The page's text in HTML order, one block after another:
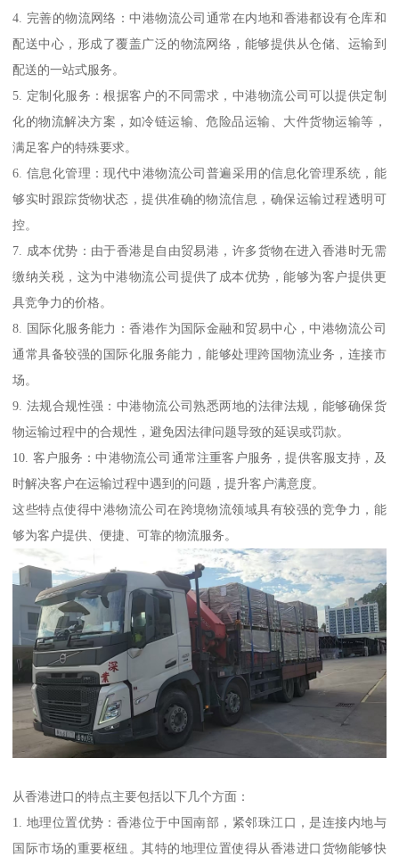
4. 完善的物流网络：中港物流公司通常在内地和香港都设有仓库和
配送中心，形成了覆盖广泛的物流网络，能够提供从仓储、运输到
配送的一站式服务。
5. 定制化服务：根据客户的不同需求，中港物流公司可以提供定制
化的物流解决方案，如冷链运输、危险品运输、大件货物运输等，
满足客户的特殊要求。
6. 信息化管理：现代中港物流公司普遍采用的信息化管理系统，能
够实时跟踪货物状态，提供准确的物流信息，确保运输过程透明可
控。
7. 成本优势：由于香港是自由贸易港，许多货物在进入香港时无需
缴纳关税，这为中港物流公司提供了成本优势，能够为客户提供更
具竞争力的价格。
8. 国际化服务能力：香港作为国际金融和贸易中心，中港物流公司
通常具备较强的国际化服务能力，能够处理跨国物流业务，连接市
场。
9. 法规合规性强：中港物流公司熟悉两地的法律法规，能够确保货
物运输过程中的合规性，避免因法律问题导致的延误或罚款。
10. 客户服务：中港物流公司通常注重客户服务，提供客服支持，及
时解决客户在运输过程中遇到的问题，提升客户满意度。
这些特点使得中港物流公司在跨境物流领域具有较强的竞争力，能
够为客户提供、便捷、可靠的物流服务。
从香港进口的特点主要包括以下几个方面：
1. 地理位置优势：香港位于中国南部，紧邻珠江口，是连接内地与
国际市场的重要枢纽。其特的地理位置使得从香港进口货物能够快